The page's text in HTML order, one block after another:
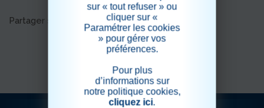
Partager sur les réseaux sociaux
sur « tout refuser » ou
cliquer sur «
Paramétrer les cookies
» pour gérer vos
préférences.
Pour plus
d’informations sur
notre politique cookies,
cliquez ici.